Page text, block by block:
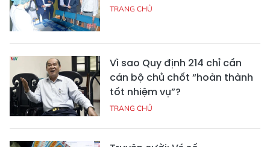
TRANG CHỦ
Vì sao Quy định 214 chỉ cần
cán bộ chủ chốt “hoàn thành
tốt nhiệm vụ”?
TRANG CHỦ